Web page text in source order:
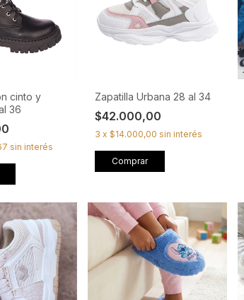
cinto y
36
sin interés
Zapatilla Urbana 28 al 34
$42.000,00
3 x$14.000,00 sin interés
Comprar